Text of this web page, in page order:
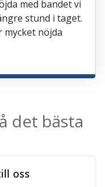
med bandet vi
stund i taget.
mycket nöjda
det bästa
oss